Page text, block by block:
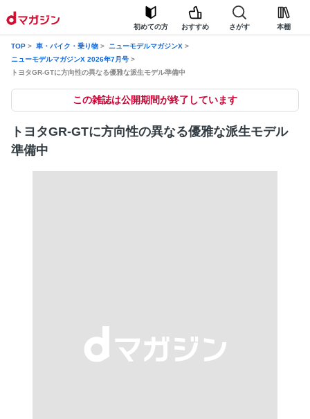
初めての方 おすすめ さがす 本棚
TOP 車・バイク・乗り物
ニューモデルマガジンX
ニューモデルマガジンX 2026年7月号
トヨタGR-GTに方向性の異なる優雅な派生モデル準備中
この雑誌は公開期間が終了しています
トヨタGR-GTに方向性の異なる優雅な派生モデル
準備中